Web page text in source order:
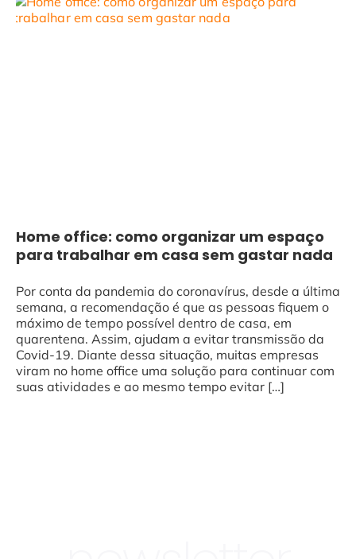
Home office: como organizar um espaço
para trabalhar em casa sem gastar nada
Por conta da pandemia do coronavírus, desde a última
semana, a recomendação é que as pessoas fiquem o
máximo de tempo possível dentro de casa, em
quarentena. Assim, ajudam a evitar transmissão da
Covid-19. Diante dessa situação, muitas empresas
viram no home office uma solução para continuar com
suas atividades e ao mesmo tempo evitar […]